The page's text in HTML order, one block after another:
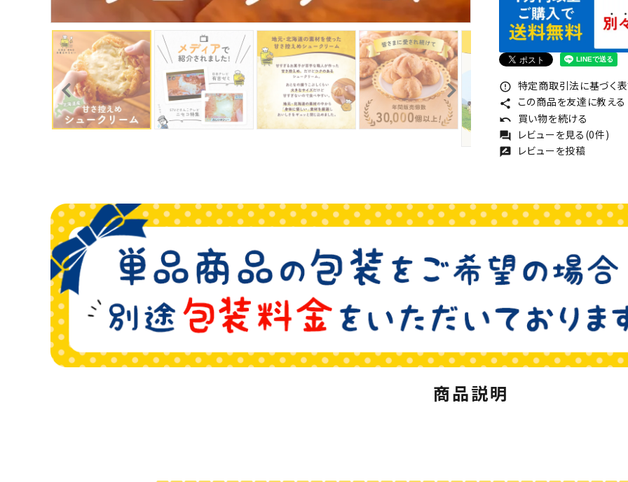
error_outline 特定商取引法に基づく
share この商品を友達に教える
undo 買い物を続ける
forum レビューを見る(0件)
rate_review レビューを投稿
商品説明